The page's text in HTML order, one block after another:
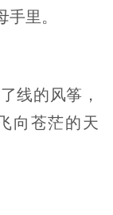
里。
线的风筝，
向苍茫的天